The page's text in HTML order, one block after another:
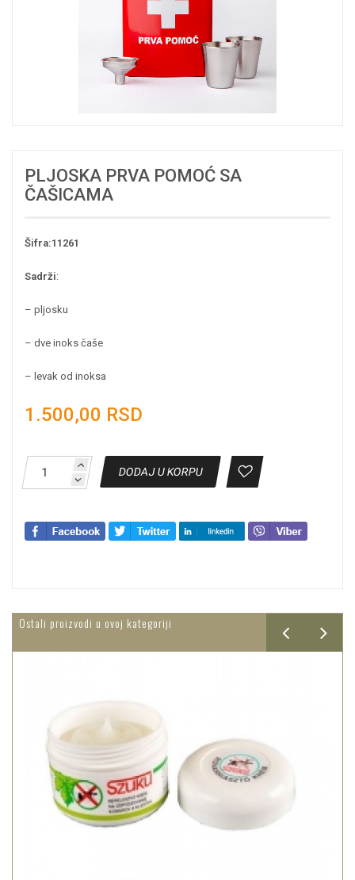
PLJOSKA PRVA POMOĆ SA
ČAŠICAMA
Šifra:11261
Sadrži:
– pljosku
– dve inoks čaše
– levak od inoksa
1.500,00 RSD
DODAJ U KORPU
Ostali proizvodi u ovoj kategoriji